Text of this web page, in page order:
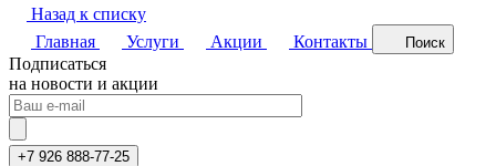
Назад к списку
Главная
Услуги Акции Контакты Поиск
Подписаться
на новости и акции
+7 926 888-77-25